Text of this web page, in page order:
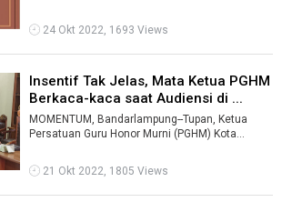
24 Okt 2022, 1693 Views
Insentif Tak Jelas, Mata Ketua PGHM
Berkaca-kaca saat Audiensi di ...
MOMENTUM, Bandarlampung--Tupan, Ketua
Persatuan Guru Honor Murni (PGHM) Kota
beraudi ...
21 Okt 2022, 1805 Views